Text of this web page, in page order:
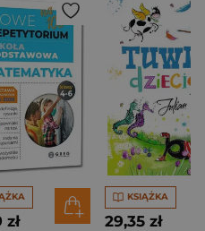
zł
KSIĄŻKA
29,35 zł